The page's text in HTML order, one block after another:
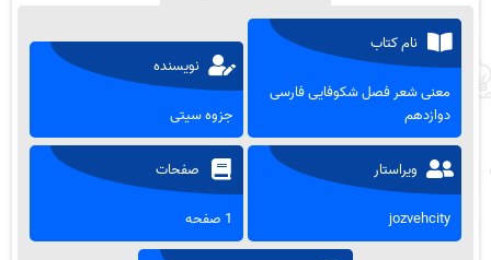
نام کتاب
معنی شعر فصل شکوفایی فارسی
دوازدهم
نویسنده
جزوه سیتی
ویراستار
jozvehcity
صفحات
1 صفحه